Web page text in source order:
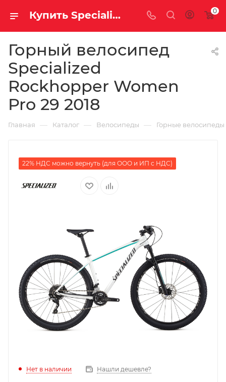
Купить Specialized Rockhopper Women Pro 29 2018 за рублей, а со скидкой 0
Горный велосипед
Specialized
Rockhopper Women
Pro 29 2018
Главная — Каталог — Велосипеды — Горные велосипеды
22% НДС можно вернуть (для ООО и ИП с НДС)
Нет в наличии Нашли дешевле?